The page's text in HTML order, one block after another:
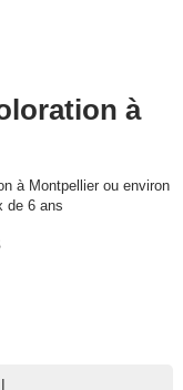
à
à Montpellier ou environ
de 6 ans